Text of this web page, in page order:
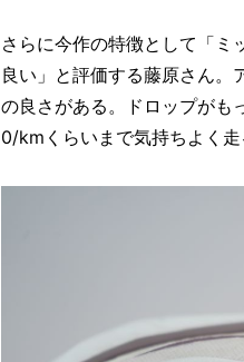
さらに今作の特徴として「ミ
良い」と評価する藤原さん。
の良さがある。ドロップが
0/kmくらいまで気持ちよく走